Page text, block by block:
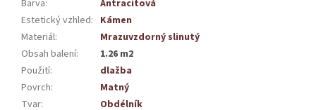
Barva:
Antracitová
Estetický vzhled: Kámen
Materiál:
Mrazuvzdorný slinutý
Obsah balení:
1.26 m2
Použití:
dlažba
Povrch:
Matný
Tvar: Obdélník